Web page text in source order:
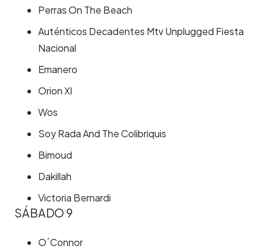
Perras On The Beach
Auténticos Decadentes Mtv Unplugged Fiesta
Nacional
Emanero
Orion Xl
Wos
Soy Rada And The Colibriquis
Bimoud
Dakillah
Victoria Bernardi
SÁBADO 9
O´Connor